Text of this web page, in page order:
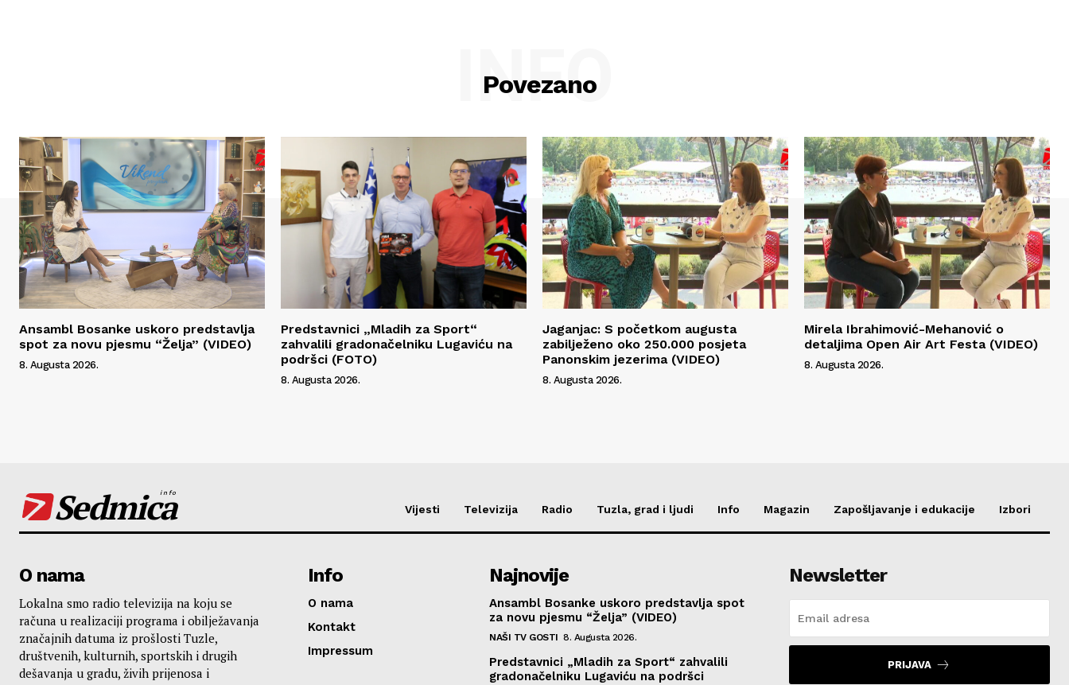
Povezano
INFO
Ansambl Bosanke uskoro predstavlja
spot za novu pjesmu “Želja” (VIDEO)
8. Augusta 2026.
Predstavnici „Mladih za Sport“
zahvalili gradonačelniku Lugaviću na
podršci (FOTO)
8. Augusta 2026.
Jaganjac: S početkom augusta
zabilježeno oko 250.000 posjeta
Panonskim jezerima (VIDEO)
8. Augusta 2026.
Mirela Ibrahimović-Mehanović o
detaljima Open Air Art Festa (VIDEO)
8. Augusta 2026.
Sedmica
info
Vijesti Televizija Radio Tuzla, grad i ljudi Info Magazin Zapošljavanje i edukacije Izbori
O nama
Lokalna smo radio televizija na koju se
računa u realizaciji programa i obilježavanja
značajnih datuma iz prošlosti Tuzle,
društvenih, kulturnih, sportskih i drugih
dešavanja u gradu, živih prijenosa i
Info
O nama
Kontakt
Impressum
Najnovije
Ansambl Bosanke uskoro predstavlja spot
za novu pjesmu “Želja” (VIDEO)
NAŠI TV GOSTI 8. Augusta 2026.
Predstavnici „Mladih za Sport“ zahvalili
gradonačelniku Lugaviću na podršci
Newsletter
PRIJAVA